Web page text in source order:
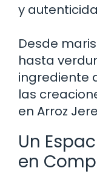
y
Desde
hasta
ingrediente
las
en Arroz
Un
en